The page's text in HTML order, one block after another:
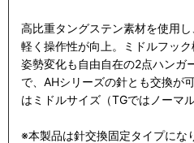
高比重タングステン素材を使用
軽く操作性が向上。ミドルフッ
姿勢変化も自由自在の2点ハンガ
で、AHシリーズの針とも交換が
はミドルサイズ（TGではノーマ
※本製品は針交換固定タイプにな